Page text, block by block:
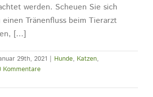
werden. Scheuen Sie sich
Tränenfluss beim Tierarzt
[...]
29th, 2021 | Hunde, Katzen,
Kommentare